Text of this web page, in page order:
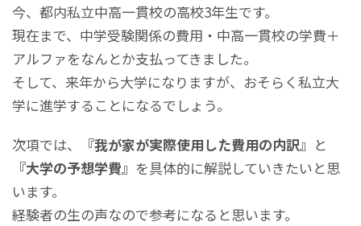
今、都内私立中高一貫校の高校3年生です。
現在まで、中学受験関係の費用・中高一貫校の学費＋
アルファをなんとか支払ってきました。
そして、来年から大学になりますが、おそらく私立大
学に進学することになるでしょう。
次項では、
『我が家が実際使用した費用の内訳』 と
『大学の予想学費』 を具体的に解説していきたいと思
います。
経験者の生の声なので参考になると思います。